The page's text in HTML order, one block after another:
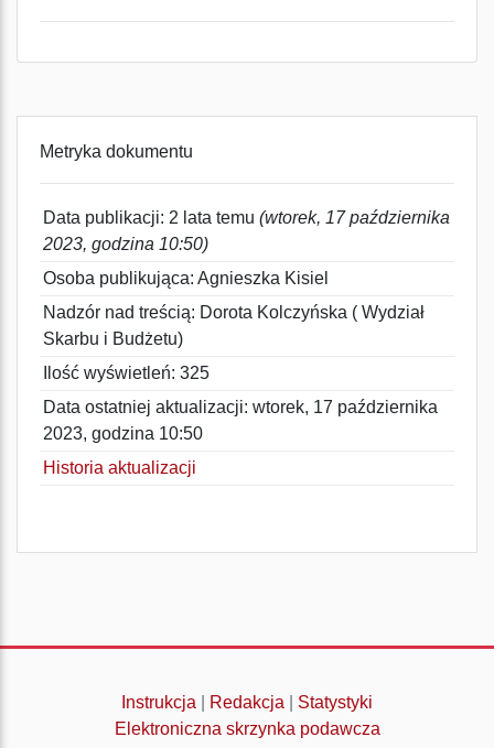
Metryka dokumentu
Data publikacji: 2 lata temu (wtorek, 17 października
2023, godzina 10:50)
Osoba publikująca: Agnieszka Kisiel
Nadzór nad treścią: Dorota Kolczyńska ( Wydział
Skarbu i Budżetu)
Ilość wyświetleń: 325
Data ostatniej aktualizacji: wtorek, 17 października
2023, godzina 10:50
Historia aktualizacji
Instrukcja Redakcja
Statystyki
Elektroniczna skrzynka podawcza